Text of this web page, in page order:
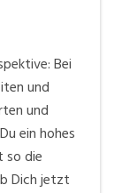
Bei
und
und
ein hohes
so die
Dich jetzt